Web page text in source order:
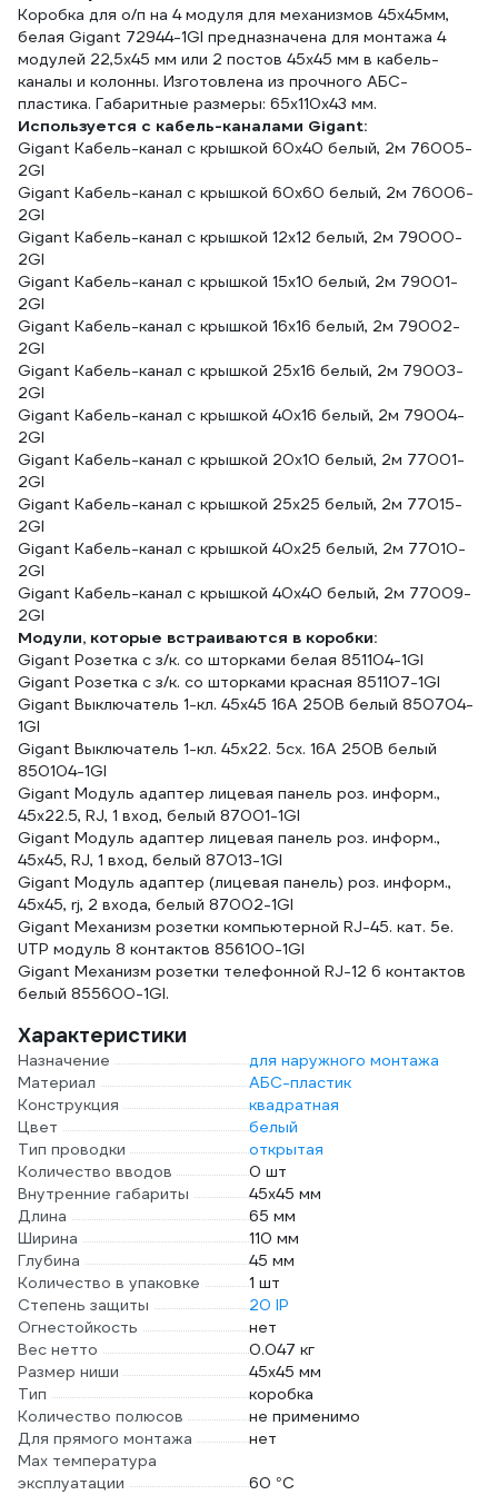
Коробка для о/п на 4 модуля для механизмов 45х45мм,
белая Gigant 72944-1GI предназначена для монтажа 4
модулей 22,5х45 мм или 2 постов 45х45 мм в кабель-
каналы и колонны. Изготовлена из прочного АБС-
пластика. Габаритные размеры: 65х110х43 мм.
Используется с кабель-каналами Gigant:
Gigant Кабель-канал с крышкой 60х40 белый, 2м 76005-
2GI
Gigant Кабель-канал с крышкой 60х60 белый, 2м 76006-
2GI
Gigant Кабель-канал с крышкой 12x12 белый, 2м 79000-
2GI
Gigant Кабель-канал с крышкой 15x10 белый, 2м 79001-
2GI
Gigant Кабель-канал с крышкой 16х16 белый, 2м 79002-
2GI
Gigant Кабель-канал с крышкой 25х16 белый, 2м 79003-
2GI
Gigant Кабель-канал с крышкой 40х16 белый, 2м 79004-
2GI
Gigant Кабель-канал с крышкой 20x10 белый, 2м 77001-
2GI
Gigant Кабель-канал с крышкой 25x25 белый, 2м 77015-
2GI
Gigant Кабель-канал с крышкой 40x25 белый, 2м 77010-
2GI
Gigant Кабель-канал с крышкой 40x40 белый, 2м 77009-
2GI
Модули, которые встраиваются в коробки:
Gigant Розетка с з/к. со шторками белая 851104-1GI
Gigant Розетка с з/к. со шторками красная 851107-1GI
Gigant Выключатель 1-кл. 45х45 16A 250B белый 850704-
1GI
Gigant Выключатель 1-кл. 45х22. 5сх. 16A 250B белый
850104-1GI
Gigant Модуль адаптер лицевая панель роз. информ.,
45x22.5, RJ, 1 вход, белый 87001-1GI
Gigant Модуль адаптер лицевая панель роз. информ.,
45x45, RJ, 1 вход, белый 87013-1GI
Gigant Модуль адаптер (лицевая панель) роз. информ.,
45x45, rj, 2 входа, белый 87002-1GI
Gigant Механизм розетки компьютерной RJ-45. кат. 5е.
UTP модуль 8 контактов 856100-1GI
Gigant Механизм розетки телефонной RJ-12 6 контактов
белый 855600-1GI.
Характеристики
Назначение
для наружного монтажа
Материал
АБС-пластик
Конструкция
квадратная
Цвет
белый
Тип проводки
открытая
Количество вводов
0 шт
Внутренние габариты
45х45 мм
Длина
65 мм
Ширина
110 мм
Глубина
45 мм
Количество в упаковке
1 шт
Степень защиты
20 IP
Огнестойкость
нет
Вес нетто
0.047 кг
Размер ниши
45х45 мм
Тип
коробка
Количество полюсов
не применимо
Для прямого монтажа
нет
Max температура
эксплуатации
60 °С